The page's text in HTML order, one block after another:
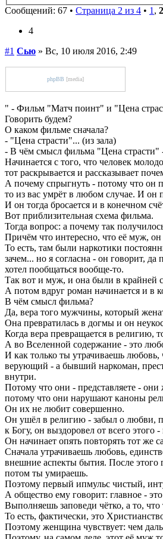
Сообщений: 67 • Страница 2 из 4 • 1 , 2
4
#1 Сью » Вс, 10 июля 2016, 2:49
phpBB [media]
" - Фильм "Матч поинт" и "Цена
Говорить будем?
О каком фильме сначала?
- "Цена страсти"... (из зала)
- В чём смысл фильма "Цена страсти"
Начинается с того, что человек
тот раскрывается и рассказывает
А почему спрыгнуть - потому что он
то из вас умрёт в любом случае. И он
И он тогда бросается и в конечном
Вот приблизительная схема фильма.
Тогда вопрос: а почему так
Причём что интересно, что её муж,
То есть, там были наркотики
зачем... но я согласна - он говорит,
хотел пообщаться вообще-то.
Так вот и муж, и она были в крайней
А потом вдруг роман начинается и в
В чём смысл фильма?
Да, вера того мужчины, который
Она превратилась в догмы и он
Когда вера превращается в религию,
А во Вселенной содержание - это
И как только ты утрачиваешь любовь,
верующий - а бывший наркоман,
внутри.
Потому что они - представляете - они
потому что они нарушают каноны
Он их не любит совершенно.
Он ушёл в религию - забыл о любви,
к Богу, он выздоровел от всего
Он начинает опять повторять тот же
Сначала утрачиваешь любовь,
внешние аспекты бытия. После этого
потом ты умираешь.
Поэтому первый ипмульс чистый,
А общество ему говорит: главное -
Выполняешь заповеди чётко, а то,
То есть, фактически, это
Поэтому женщина чувствует: чем